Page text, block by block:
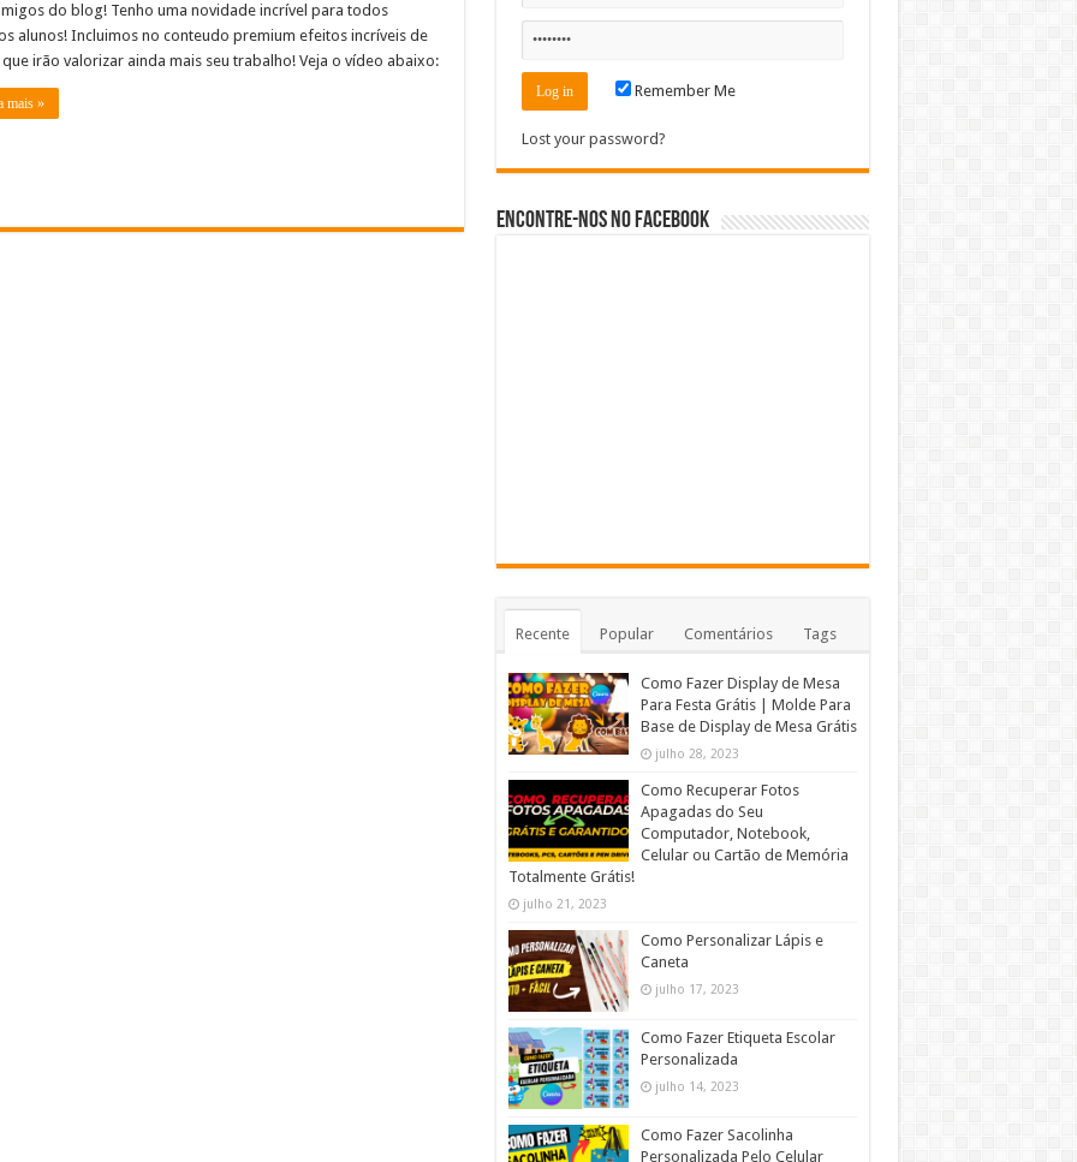
do blog! Tenho uma novidade incrível para todos
alunos! Incluimos no conteudo premium efeitos incríveis de
irão valorizar ainda mais seu trabalho! Veja o vídeo abaixo:
mais »
Remember Me
Lost your password?
Encontre-nos no Facebook
Recente Popular Comentários Tags
Como Fazer Display de Mesa
Para Festa Grátis | Molde Para
Base de Display de Mesa Grátis
julho 28, 2023
Como Recuperar Fotos
Apagadas do Seu
Computador, Notebook,
Celular ou Cartão de Memória
Totalmente Grátis!
julho 21, 2023
Como Personalizar Lápis e
Caneta
julho 17, 2023
Como Fazer Etiqueta Escolar
Personalizada
julho 14, 2023
Como Fazer Sacolinha
Personalizada Pelo Celular